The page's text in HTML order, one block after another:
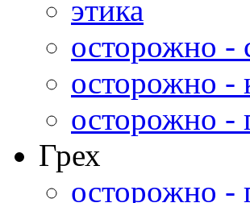
этика
осторожно -
осторожно -
осторожно -
Грех
осторожно -